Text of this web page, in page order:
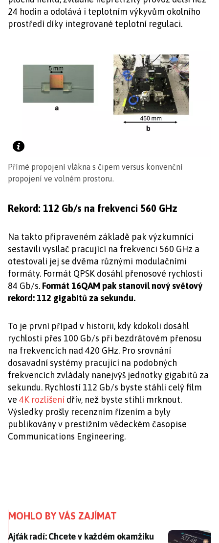
24 hodin a odolává i teplotním výkyvům okolního
prostředí díky integrované teplotní regulaci.
Přímé propojení vlákna s čipem versus konvenční
propojení ve volném prostoru.
Rekord: 112 Gb/s na frekvenci 560 GHz
Na takto připraveném základě pak výzkumníci
sestavili vysílač pracující na frekvenci 560 GHz a
otestovali jej se dvěma různými modulačními
formáty. Formát QPSK dosáhl přenosové rychlosti
84 Gb/s. Formát 16QAM pak stanovil nový světový
rekord: 112 gigabitů za sekundu.
To je první případ v historii, kdy kdokoli dosáhl
rychlosti přes 100 Gb/s při bezdrátovém přenosu
na frekvencích nad 420 GHz. Pro srovnání
dosavadní systémy pracující na podobných
frekvencích zvládaly nanejvýš jednotky gigabitů za
sekundu. Rychlostí 112 Gb/s byste stáhli celý film
ve 4K rozlišení dřív, než byste stihli mrknout.
Výsledky prošly recenzním řízením a byly
publikovány v prestižním vědeckém časopise
Communications Engineering.
MOHLO BY VÁS ZAJÍMAT
Ajťák radí: Chcete v každém okamžiku vědět, jak
Ajťák radí: Chcete v každém okamžiku